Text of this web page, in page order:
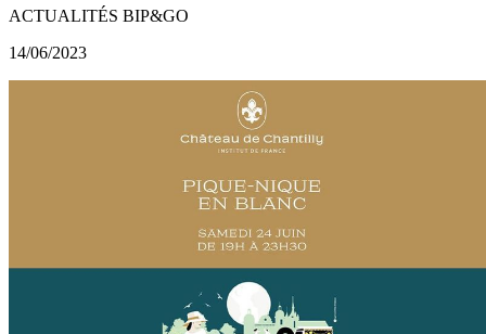
ACTUALITÉS BIP&GO
14/06/2023